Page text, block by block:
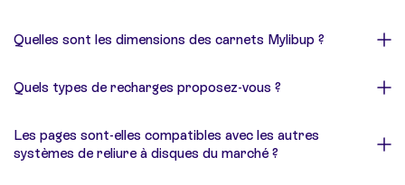
Quelles sont les dimensions des carnets Mylibup ?
Quels types de recharges proposez-vous ?
Les pages sont-elles compatibles avec les autres
systèmes de reliure à disques du marché ?